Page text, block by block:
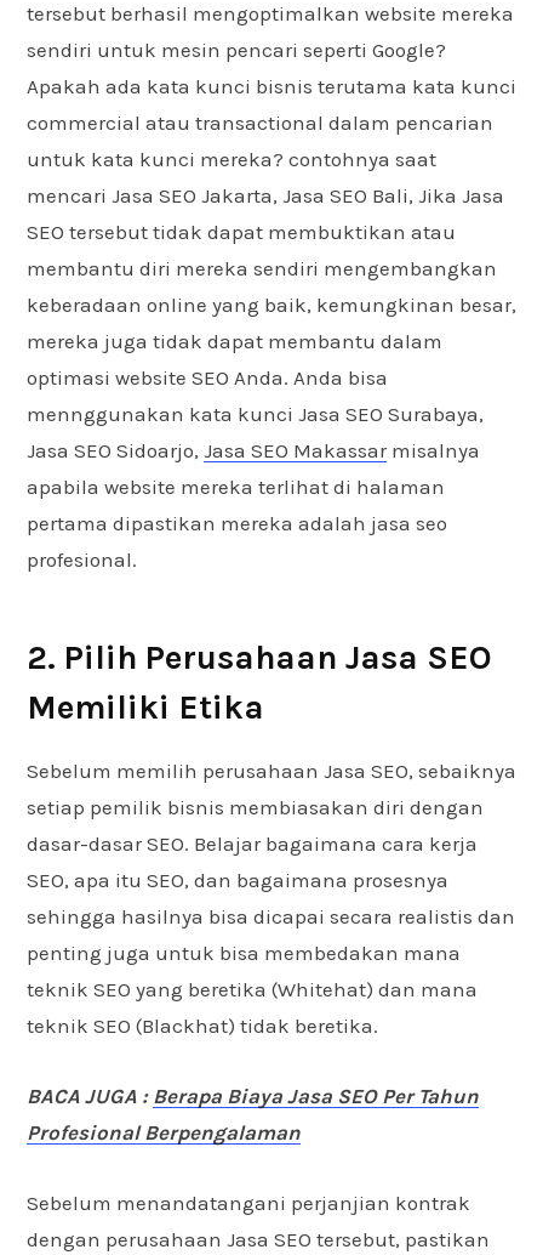
tersebut berhasil mengoptimalkan website mereka
sendiri untuk mesin pencari seperti Google?
Apakah ada kata kunci bisnis terutama kata kunci
commercial atau transactional dalam pencarian
untuk kata kunci mereka? contohnya saat
mencari Jasa SEO Jakarta, Jasa SEO Bali, Jika Jasa
SEO tersebut tidak dapat membuktikan atau
membantu diri mereka sendiri mengembangkan
keberadaan online yang baik, kemungkinan besar,
mereka juga tidak dapat membantu dalam
optimasi website SEO Anda. Anda bisa
mennggunakan kata kunci Jasa SEO Surabaya,
Jasa SEO Sidoarjo, Jasa SEO Makassarmisalnya
apabila website mereka terlihat di halaman
pertama dipastikan mereka adalah jasa seo
profesional.
2. Pilih Perusahaan Jasa SEO
Memiliki Etika
Sebelum memilih perusahaan Jasa SEO, sebaiknya
setiap pemilik bisnis membiasakan diri dengan
dasar-dasar SEO. Belajar bagaimana cara kerja
SEO, apa itu SEO, dan bagaimana prosesnya
sehingga hasilnya bisa dicapai secara realistis dan
penting juga untuk bisa membedakan mana
teknik SEO yang beretika (Whitehat) dan mana
teknik SEO (Blackhat) tidak beretika.
BACA JUGA : Berapa Biaya Jasa SEO Per Tahun
Profesional Berpengalaman
Sebelum menandatangani perjanjian kontrak
dengan perusahaan Jasa SEO tersebut, pastikan